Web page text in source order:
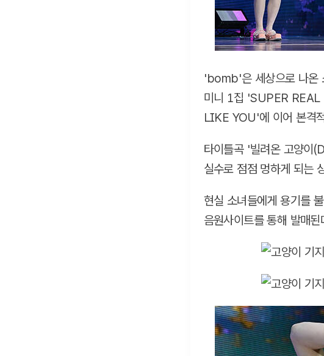
'bomb'은 세상으로 나온
미니 1집 'SUPER
LIKE YOU'에 이어 본격
타이틀곡 '빌려온 고양이
실수로 점점 멍하게 되는
현실 소녀들에게 용기를
음원사이트를 통해 발매된